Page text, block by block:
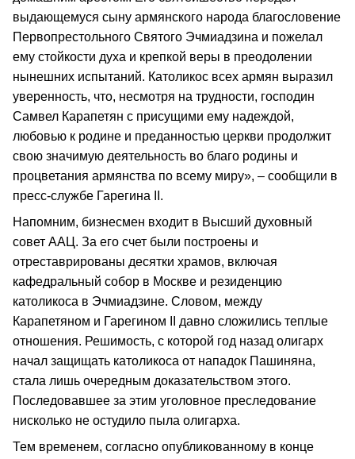
выдающемуся сыну армянского народа благословение
Первопрестольного Святого Эчмиадзина и пожелал
ему стойкости духа и крепкой веры в преодолении
нынешних испытаний. Католикос всех армян выразил
уверенность, что, несмотря на трудности, господин
Самвел Карапетян с присущими ему надеждой,
любовью к родине и преданностью церкви продолжит
свою значимую деятельность во благо родины и
процветания армянства по всему миру», – сообщили в
пресс-службе Гарегина II.
Напомним, бизнесмен входит в Высший духовный
совет ААЦ. За его счет были построены и
отреставрированы десятки храмов, включая
кафедральный собор в Москве и резиденцию
католикоса в Эчмиадзине. Словом, между
Карапетяном и Гарегином II давно сложились теплые
отношения. Решимость, с которой год назад олигарх
начал защищать католикоса от нападок Пашиняна,
стала лишь очередным доказательством этого.
Последовавшее за этим уголовное преследование
нисколько не остудило пыла олигарха.
Тем временем, согласно опубликованному в конце